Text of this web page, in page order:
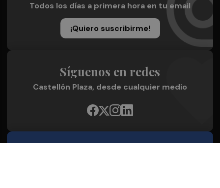
Todos los días a primera hora en tu email
¡Quiero suscribirme!
Síguenos en redes
Castellón Plaza, desde cualquier medio